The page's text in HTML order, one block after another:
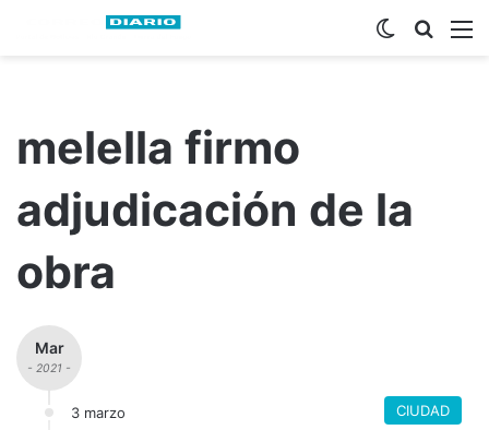
Buscar
Switch skin
melella firmo
adjudicación de la
obra
Mar
- 2021 -
3 marzo CIUDAD